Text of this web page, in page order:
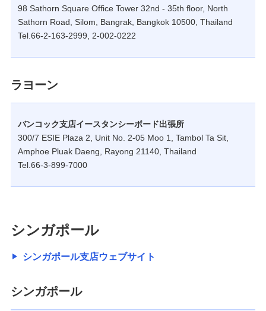
98 Sathorn Square Office Tower 32nd - 35th floor, North
Sathorn Road, Silom, Bangrak, Bangkok 10500, Thailand
Tel.66-2-163-2999, 2-002-0222
ラヨーン
バンコック支店イースタンシーボード出張所
300/7 ESIE Plaza 2, Unit No. 2-05 Moo 1, Tambol Ta Sit,
Amphoe Pluak Daeng, Rayong 21140, Thailand
Tel.66-3-899-7000
シンガポール
シンガポール支店ウェブサイト
シンガポール